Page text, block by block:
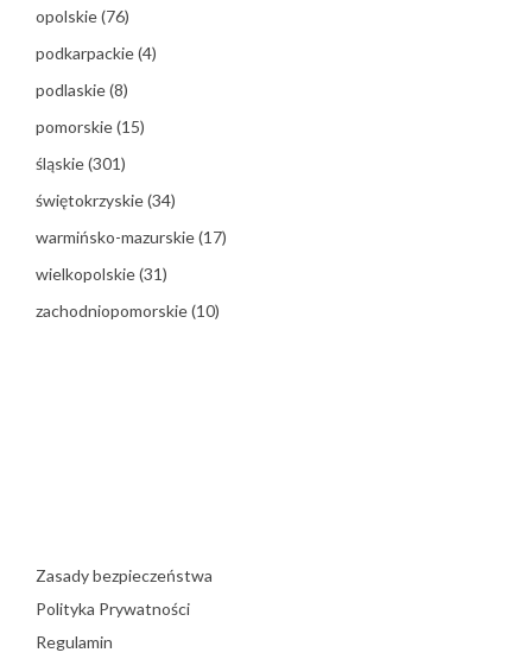
opolskie(76)
podkarpackie(4)
podlaskie(8)
pomorskie(15)
śląskie(301)
świętokrzyskie(34)
warmińsko-mazurskie(17)
wielkopolskie(31)
zachodniopomorskie(10)
Zasady bezpieczeństwa
Polityka Prywatności
Regulamin